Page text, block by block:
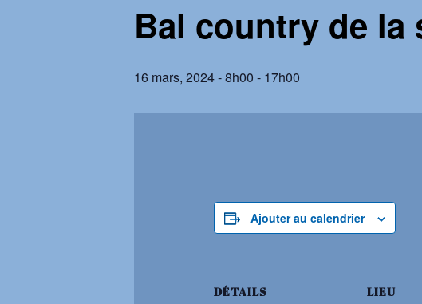
Bal country de la
16 mars, 2024 - 8h00 - 17h00
Ajouter au calendrier
DÉTAILS LIEU